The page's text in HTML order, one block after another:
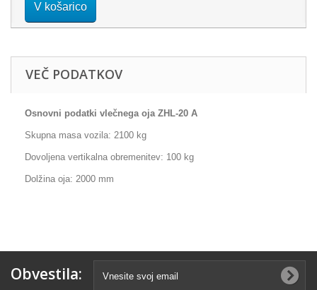
V košarico
VEČ PODATKOV
Osnovni podatki vlečnega oja ZHL-20 A
Skupna masa vozila: 2100 kg
Dovoljena vertikalna obremenitev: 100 kg
Dolžina oja: 2000 mm
Obvestila: